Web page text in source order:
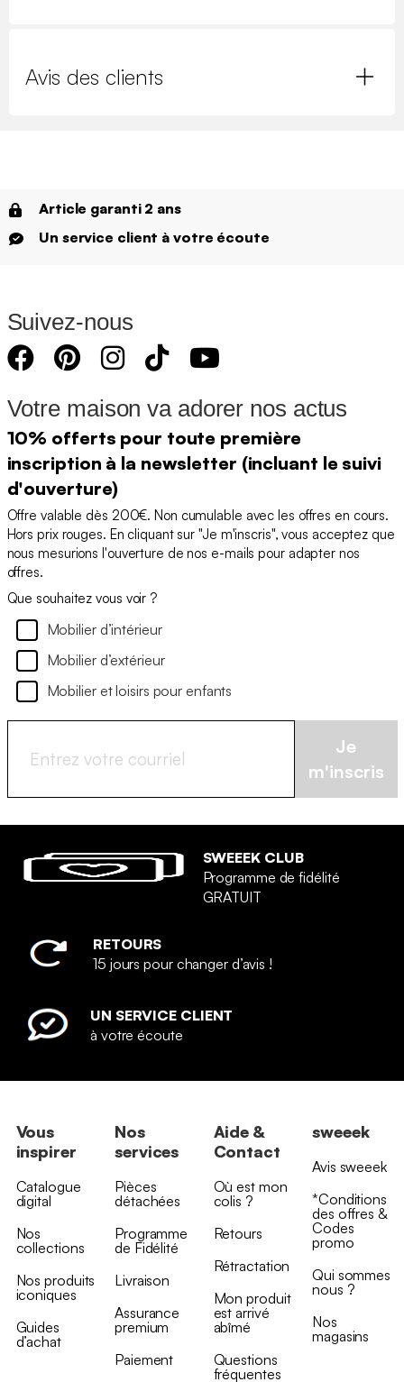
Avis des clients
Article garanti 2 ans
Un service client à votre écoute
Suivez-nous
Votre maison va adorer nos actus
10% offerts pour toute première
inscription à la newsletter (incluant le suivi
d'ouverture)
Offre valable dès 200€. Non cumulable avec les offres en cours.
Hors prix rouges. En cliquant sur "Je m'inscris", vous acceptez que
nous mesurions l'ouverture de nos e-mails pour adapter nos
offres.
Que souhaitez vous voir ?
Mobilier d’intérieur
Mobilier d’extérieur
Mobilier et loisirs pour enfants
Je
m'inscris
SWEEEK CLUB
Programme de fidélité
GRATUIT
RETOURS
15 jours pour changer d’avis !
UN SERVICE CLIENT
à votre écoute
Vous
inspirer
Catalogue
digital
Nos
collections
Nos produits
iconiques
Guides
d’achat
Nos
services
Pièces
détachées
Programme
de Fidélité
Livraison
Assurance
premium
Paiement
Aide &
Contact
Où est mon
colis ?
Retours
Rétractation
Mon produit
est arrivé
abîmé
Questions
fréquentes
sweeek
Avis sweeek
*Conditions
des offres &
Codes
promo
Qui sommes
nous ?
Nos
magasins